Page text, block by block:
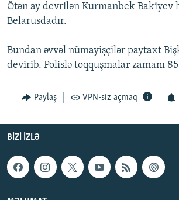
AZADLIQRADIOSU MOBIL TELEFONUNUZDA
XƏBƏR BÜLLETENLƏRIMIZ
RFE/RL-in bütün saytları
Ötən ay devrilən Kurmanbek Bakiyev
Belarusdadır.
Bundan əvvəl nümayişçilər paytaxt
devirib. Polislə toqquşmalar zamanı
Paylaş VPN-siz açmaq
BIZI IZLƏ